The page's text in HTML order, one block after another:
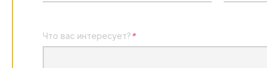
Что вас интересует?*